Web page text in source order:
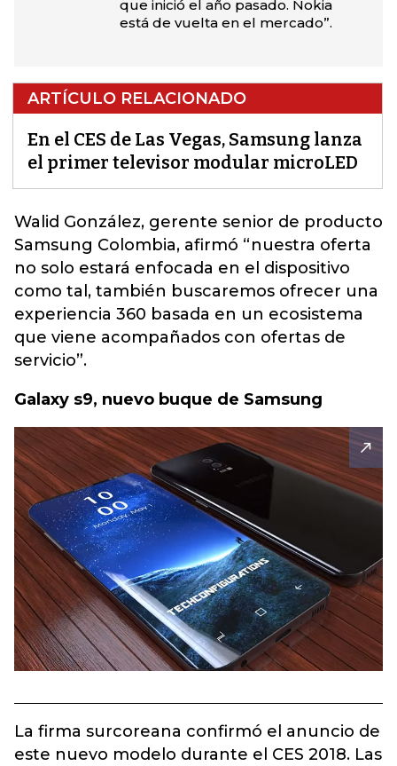
que inició el año pasado. Nokia
está de vuelta en el mercado”.
ARTÍCULO RELACIONADO
En el CES de Las Vegas, Samsung lanza
el primer televisor modular microLED
Walid González, gerente senior de producto
Samsung Colombia, afirmó “nuestra oferta
no solo estará enfocada en el dispositivo
como tal, también buscaremos ofrecer una
experiencia 360 basada en un ecosistema
que viene acompañados con ofertas de
servicio”.
Galaxy s9, nuevo buque de Samsung
La firma surcoreana confirmó el anuncio de
este nuevo modelo durante el CES 2018. Las